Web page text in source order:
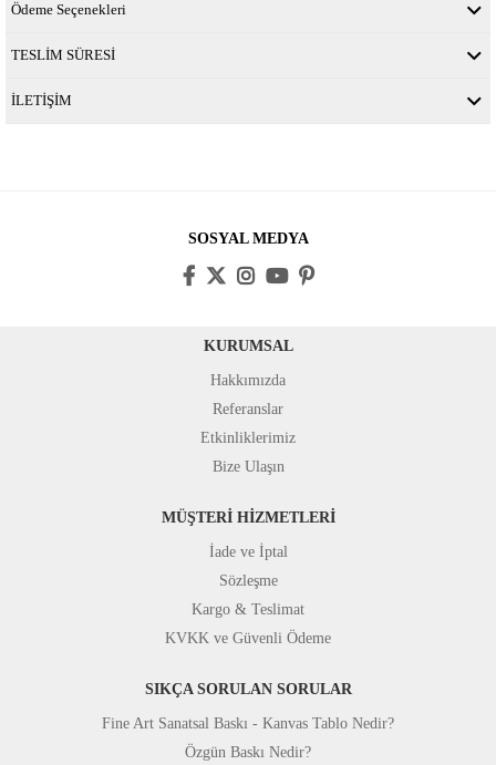
Ödeme Seçenekleri
TESLİM SÜRESİ
İLETİŞİM
SOSYAL MEDYA
KURUMSAL
Hakkımızda
Referanslar
Etkinliklerimiz
Bize Ulaşın
MÜŞTERİ HİZMETLERİ
İade ve İptal
Sözleşme
Kargo & Teslimat
KVKK ve Güvenli Ödeme
SIKÇA SORULAN SORULAR
Fine Art Sanatsal Baskı - Kanvas Tablo Nedir?
Özgün Baskı Nedir?